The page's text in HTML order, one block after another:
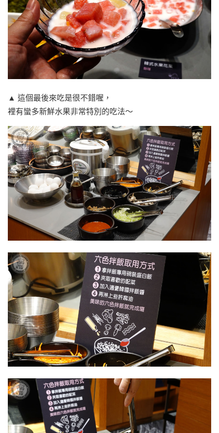
▲ 這個最後來吃是很不錯喔，
裡有蠻多新鮮水果非常特別的吃法～